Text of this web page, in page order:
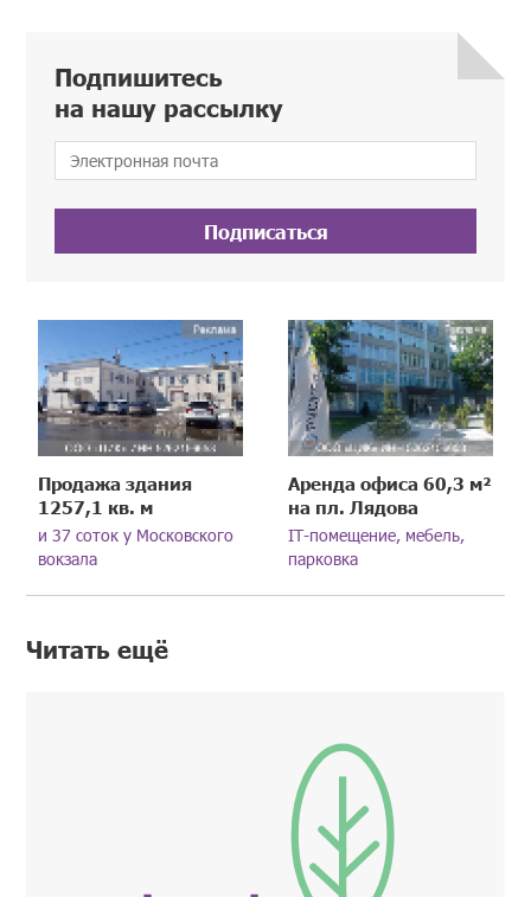
Подпишитесь
на нашу рассылку
Подписаться
Продажа здания
1257,1 кв. м
и 37 соток у Московского
вокзала
Аренда офиса 60,3 м²
на пл. Лядова
IT-помещение, мебель,
парковка
Читать ещё